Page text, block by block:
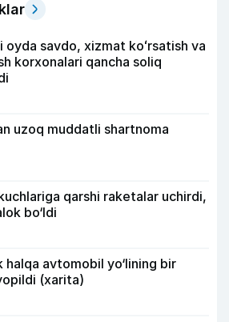
oyda savdo, xizmat koʻrsatish va
korxonalari qancha soliq
uzoq muddatli shartnoma
qarshi raketalar uchirdi,
bo‘ldi
halqa avtomobil yo‘lining bir
(xarita)